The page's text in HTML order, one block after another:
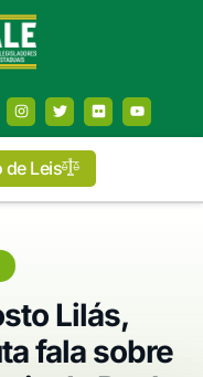
de Leis
Lilás,
fala sobre